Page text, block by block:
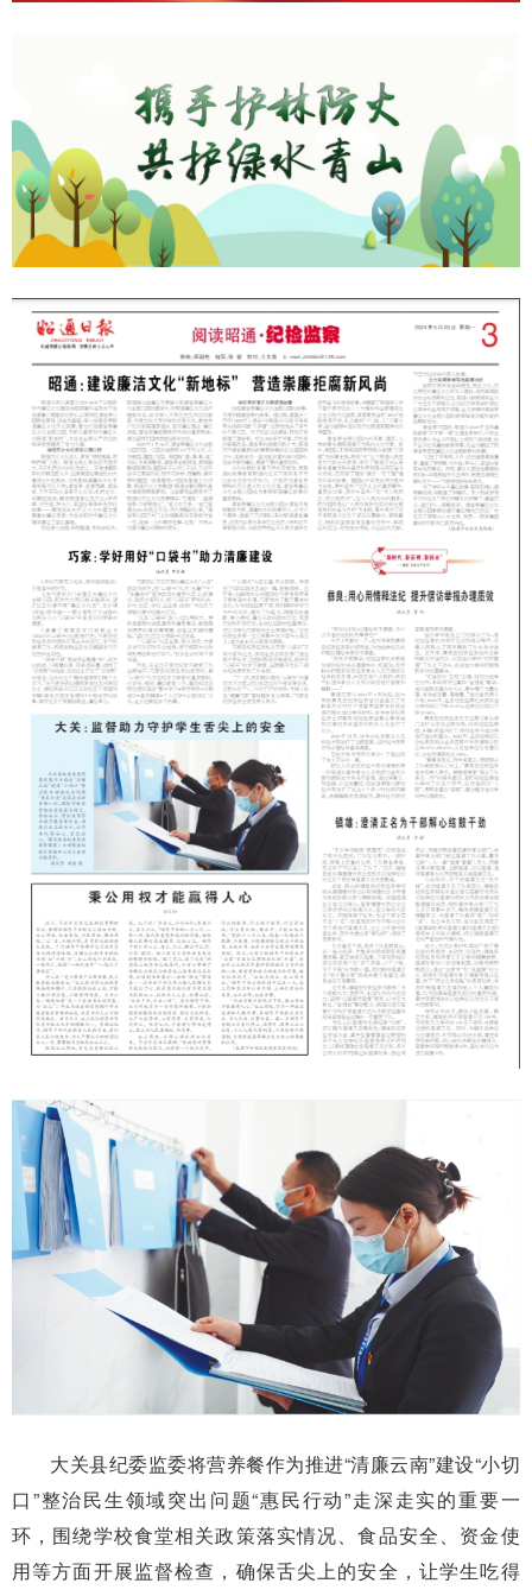
大关县纪委监委将营养餐作为推进“清廉云南”建设“小切
口”整治民生领域突出问题“惠民行动”走深走实的重要一
环，围绕学校食堂相关政策落实情况、食品安全、资金使
用等方面开展监督检查，确保舌尖上的安全，让学生吃得